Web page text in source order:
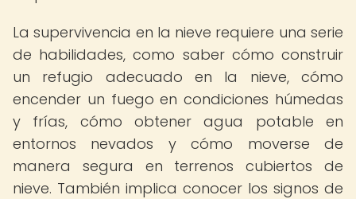
La supervivencia en la nieve requiere una serie
de habilidades, como saber cómo construir
un refugio adecuado en la nieve, cómo
encender un fuego en condiciones húmedas
y frías, cómo obtener agua potable en
entornos nevados y cómo moverse de
manera segura en terrenos cubiertos de
nieve. También implica conocer los signos de